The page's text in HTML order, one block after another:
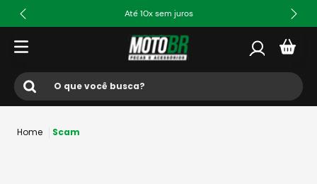
Até 10x sem juros
O que você busca?
Scam